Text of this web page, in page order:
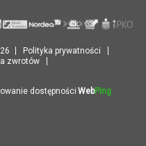
Polityka prywatności
zwrotów
dostępności WebPing